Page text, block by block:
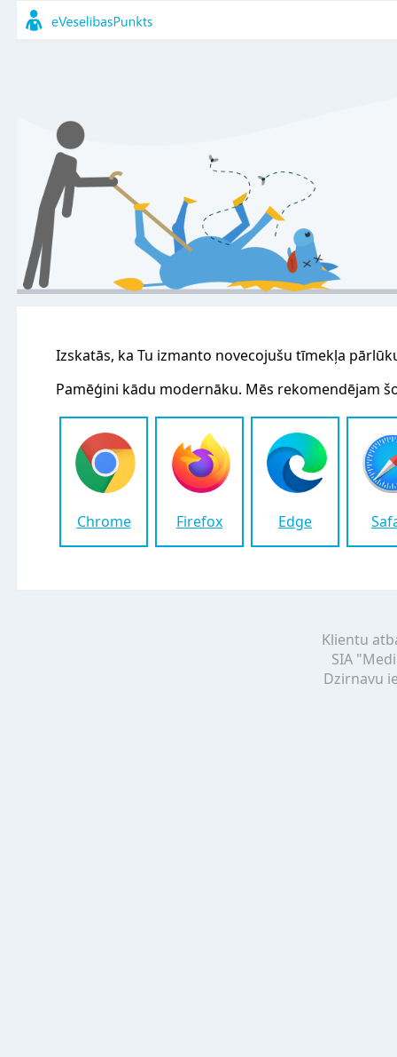
Izskatās, ka Tu izmanto novecojušu tīmekļa
Pamēģini kādu modernāku. Mēs rekomendējam
Chrome Firefox Edge
Klientu
SIA
Dzirnavu